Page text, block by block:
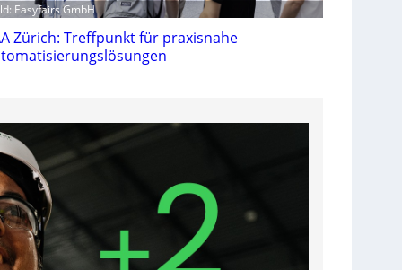
Easyfairs GmbH
Zürich: Treffpunkt für praxisnahe